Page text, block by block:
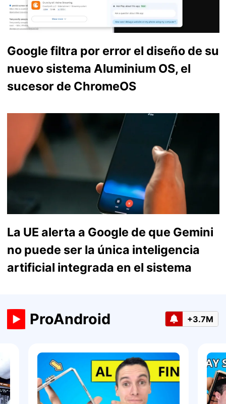
Google filtra por error el diseño de su
nuevo sistema Aluminium OS, el
sucesor de ChromeOS
La UE alerta a Google de que Gemini
no puede ser la única inteligencia
artificial integrada en el sistema
ProAndroid +3.7M